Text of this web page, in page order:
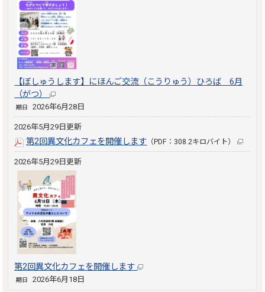
【ぼしゅうします】にほんご交流（こうりゅう）ひろば 6月
（がつ）
期日 2026年6月28日
2026年5月29日更新
第2回異文化カフェを開催します （PDF：308.2キロバイト）
2026年5月29日更新
第2回異文化カフェを開催します
期日 2026年6月18日